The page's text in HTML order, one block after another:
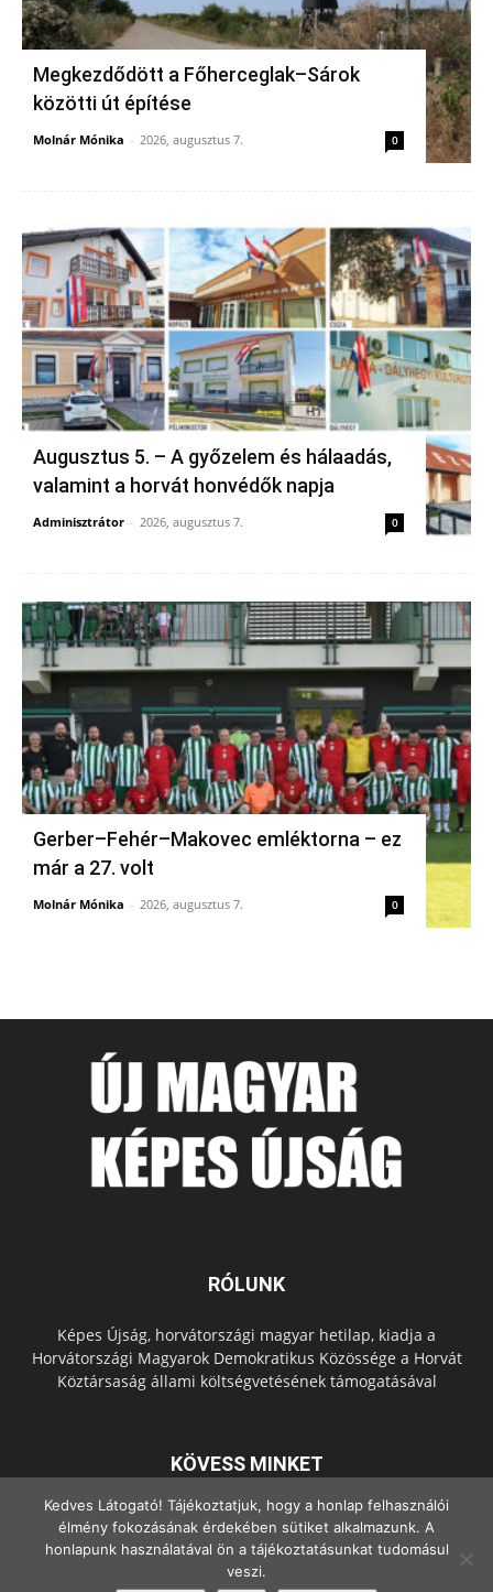
Megkezdődött a Főherceglak–Sárok
közötti út építése
Molnár Mónika - 2026, augusztus 7. 0
Augusztus 5. – A győzelem és hálaadás,
valamint a horvát honvédők napja
Adminisztrátor - 2026, augusztus 7. 0
Gerber–Fehér–Makovec emléktorna – ez
már a 27. volt
Molnár Mónika - 2026, augusztus 7. 0
RÓLUNK
Képes Újság, horvátországi magyar hetilap, kiadja a
Horvátországi Magyarok Demokratikus Közössége a Horvát
Köztársaság állami költségvetésének támogatásával
KÖVESS MINKET
Kedves Látogató! Tájékoztatjuk, hogy a honlap felhasználói
élmény fokozásának érdekében sütiket alkalmazunk. A
honlapunk használatával ön a tájékoztatásunkat tudomásul
veszi.